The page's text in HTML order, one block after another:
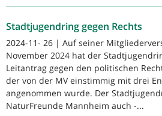
Stadtjugendring gegen Rechts
2024-11- 26 | Auf seiner
November 2024 hat der
Leitantrag gegen den politischen
der von der MV einstimmig mit drei
angenommen wurde. Der
NaturFreunde Mannheim auch -...